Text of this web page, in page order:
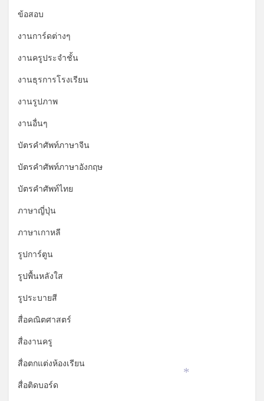
ข้อสอบ
งานการ์ดต่างๆ
งานครูประจำชั้น
งานธุรการโรงเรียน
งานรูปภาพ
งานอื่นๆ
บัตรคำศัพท์ภาษาจีน
บัตรคำศัพท์ภาษาอังกฤษ
บัตรคำศัพท์ไทย
ภาษาญี่ปุ่น
ภาษาเกาหลี
รูปการ์ตูน
รูปพื้นหลังใส
รูประบายสี
สื่อคณิตศาสตร์
สื่องานครู
สื่อตกแต่งห้องเรียน
สื่อติดบอร์ด